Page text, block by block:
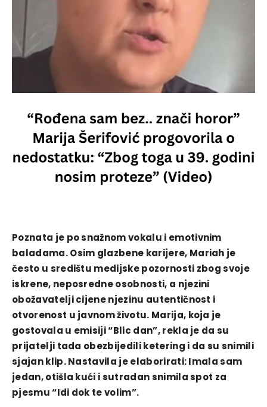
Poznata je po snažnom vokalu i emotivnim
baladama. Osim glazbene karijere, Mariah je
često u središtu medijske pozornosti zbog svoje
iskrene, neposredne osobnosti, a njezini
obožavatelji cijene njezinu autentičnost i
otvorenost u javnom životu. Marija, koja je
gostovala u emisiji “Blic dan”, rekla je da su
prijatelji tada obezbijedili ketering i da su snimili
sjajan klip. Nastavila je elaborirati: Imala sam
jedan, otišla kući i sutradan snimila spot za
pjesmu “Idi dok te volim”.